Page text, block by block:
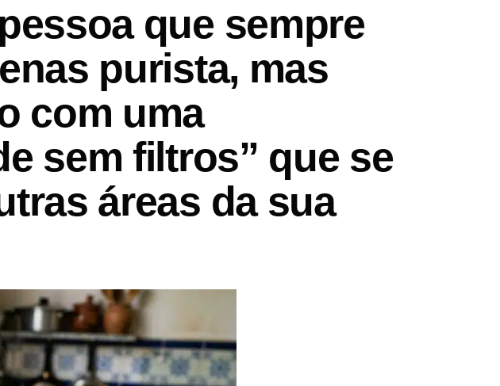
que sempre
purista, mas
com uma
sem filtros” que se
áreas da sua